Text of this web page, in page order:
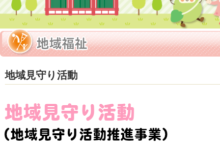
地域見守り活動